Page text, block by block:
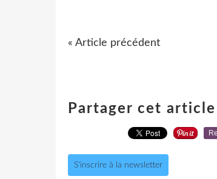
« Article précédent
Partager cet article
S'inscrire à la newsletter